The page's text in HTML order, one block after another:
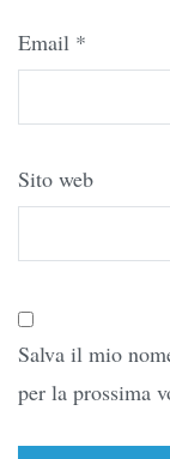
Email *
Sito web
Salva il mio
per la prossima